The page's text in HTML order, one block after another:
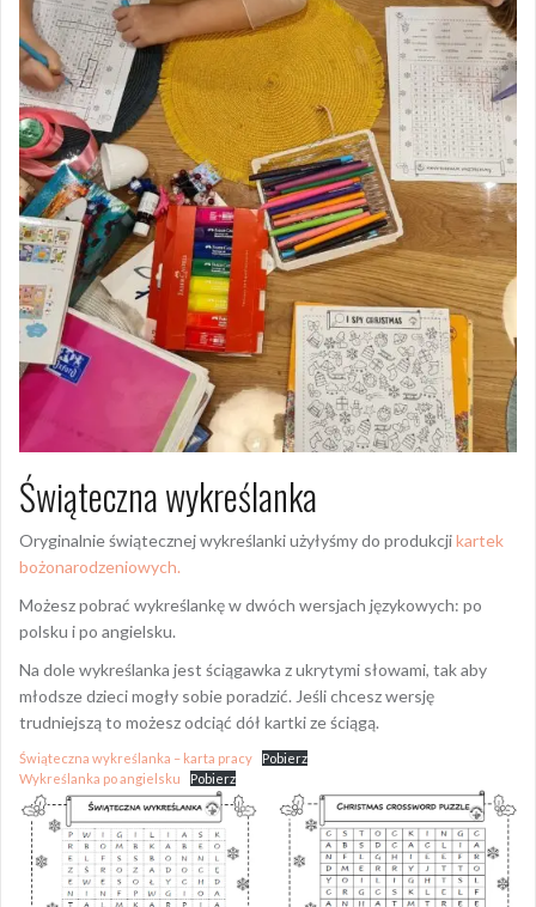
Świąteczna wykreślanka
Oryginalnie świątecznej wykreślanki użyłyśmy do produkcjikartek
bożonarodzeniowych.
Możesz pobrać wykreślankę w dwóch wersjach językowych: po
polsku i po angielsku.
Na dole wykreślanka jest ściągawka z ukrytymi słowami, tak aby
młodsze dzieci mogły sobie poradzić. Jeśli chcesz wersję
trudniejszą to możesz odciąć dół kartki ze ściągą.
Świąteczna wykreślanka – karta pracy
Pobierz
Wykreślanka po angielsku
Pobierz